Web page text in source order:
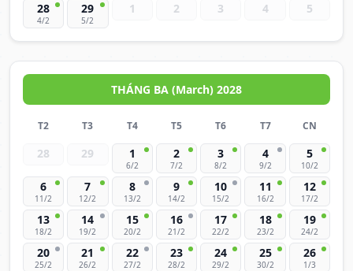
28
4/2
29
5/2
1 2 3 4 5
THÁNG BA (March) 2028
T2 T3 T4 T5 T6 T7 CN
28 29 1
6/2
2
7/2
3
8/2
4
9/2
5
10/2
6
11/2
7
12/2
8
13/2
9
14/2
10
15/2
11
16/2
12
17/2
13
18/2
14
19/2
15
20/2
16
21/2
17
22/2
18
23/2
19
24/2
20
25/2
21
26/2
22
27/2
23
28/2
24
29/2
25
30/2
26
1/3